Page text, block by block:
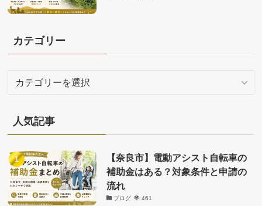
カテゴリー
リ
ー
人気記事
【奈良市】電動アシスト自転車の
補助金はある？対象条件と申請の
流れ
ブログ 461